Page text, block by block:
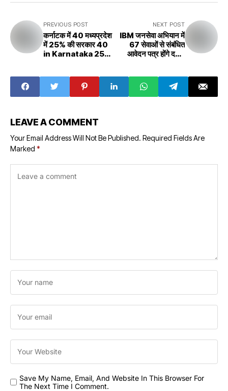
PREVIOUS POST
कर्नाटक में 40 मध्यप्रदेश
में 25% की सरकार 40
in Karnataka 25%
NEXT POST
IBM जनसेवा अभियान में
67 सेवाओं से संबंधित
आवेदन पत्र होंगे दर्ज ,
services will be
filed in IBM public
service campaign
LEAVE A COMMENT
Your Email Address Will Not Be Published. Required Fields Are
Marked *
Save My Name, Email, And Website In This Browser For
The Next Time I Comment.